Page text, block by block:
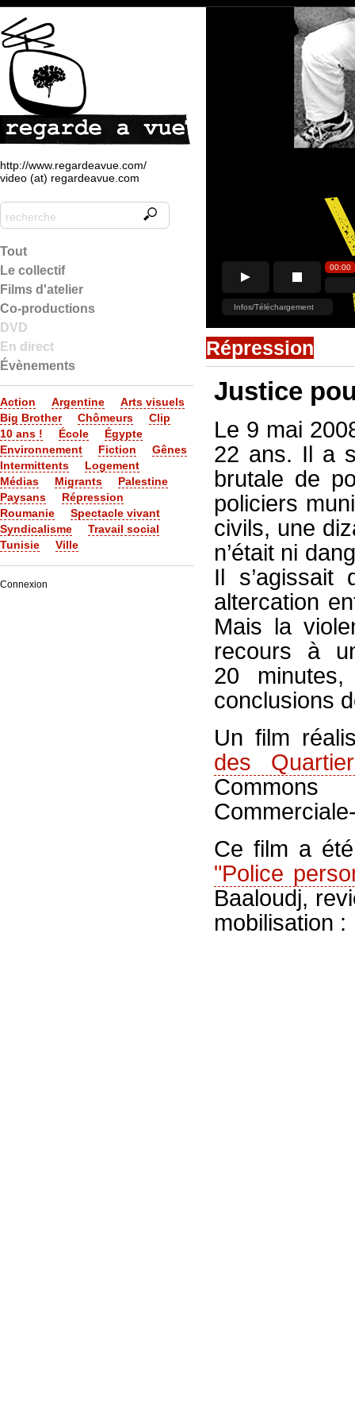
Répression
Justice
Le 9 mai
22 ans. Il a
brutale de
policiers
civils, une
n’était ni
Il s’agissait
altercation
Mais la
recours à
20
conclusions
Un film
des
Ce film a
"Police
Baaloudj,
mobilisation :
http://www.regardeavue.com/
video (at) regardeavue.com
Tout
Le collectif
Films d'atelier
Co-productions
DVD
En direct
Évènements
Action Argentine
Arts visuels
Big Brother
Chômeurs
Clip
10 ans !
École
Égypte
Environnement
Fiction
Gênes
Intermittents
Logement
Médias
Migrants
Palestine
Paysans
Répression
Roumanie
Spectacle vivant
Syndicalisme
Travail social
Tunisie
Ville
Connexion